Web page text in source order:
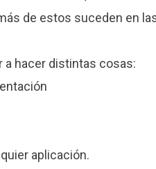
de estos suceden en
a hacer distintas cosas:
aplicación.